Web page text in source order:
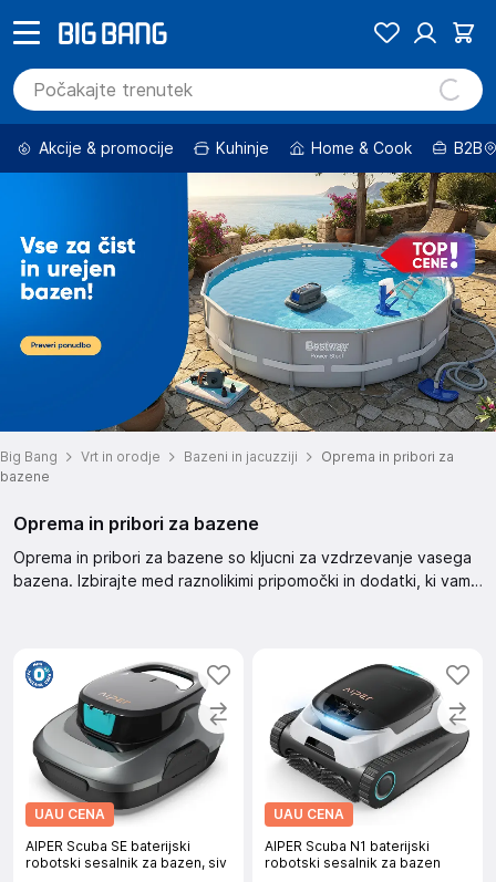
Akcije & promocije Kuhinje Home & Cook B2B
Big Bang Vrt in orodje Bazeni in jacuzziji
Oprema in pribori za
bazene
Oprema in pribori za bazene
Oprema in pribori za bazene so kljucni za vzdrzevanje vasega
bazena. Izbirajte med raznolikimi pripomočki in dodatki, ki vam
UAU CENA
AIPER Scuba SE baterijski
robotski sesalnik za bazen, siv
UAU CENA
AIPER Scuba N1 baterijski
robotski sesalnik za bazen